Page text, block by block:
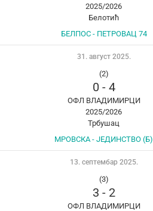
2025/2026
Белотић
БЕЛПОС - ПЕТРОВАЦ 74
31. август 2025.
(2)
0 - 4
ОФЛ ВЛАДИМИРЦИ
2025/2026
Трбушац
МРОВСКА - ЈЕДИНСТВО (Б)
13. септембар 2025.
(3)
3 - 2
ОФЛ ВЛАДИМИРЦИ